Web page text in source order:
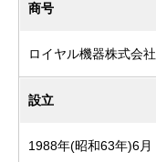
商号
ロイヤル機器株式会社
設立
1988年(昭和63年)6月